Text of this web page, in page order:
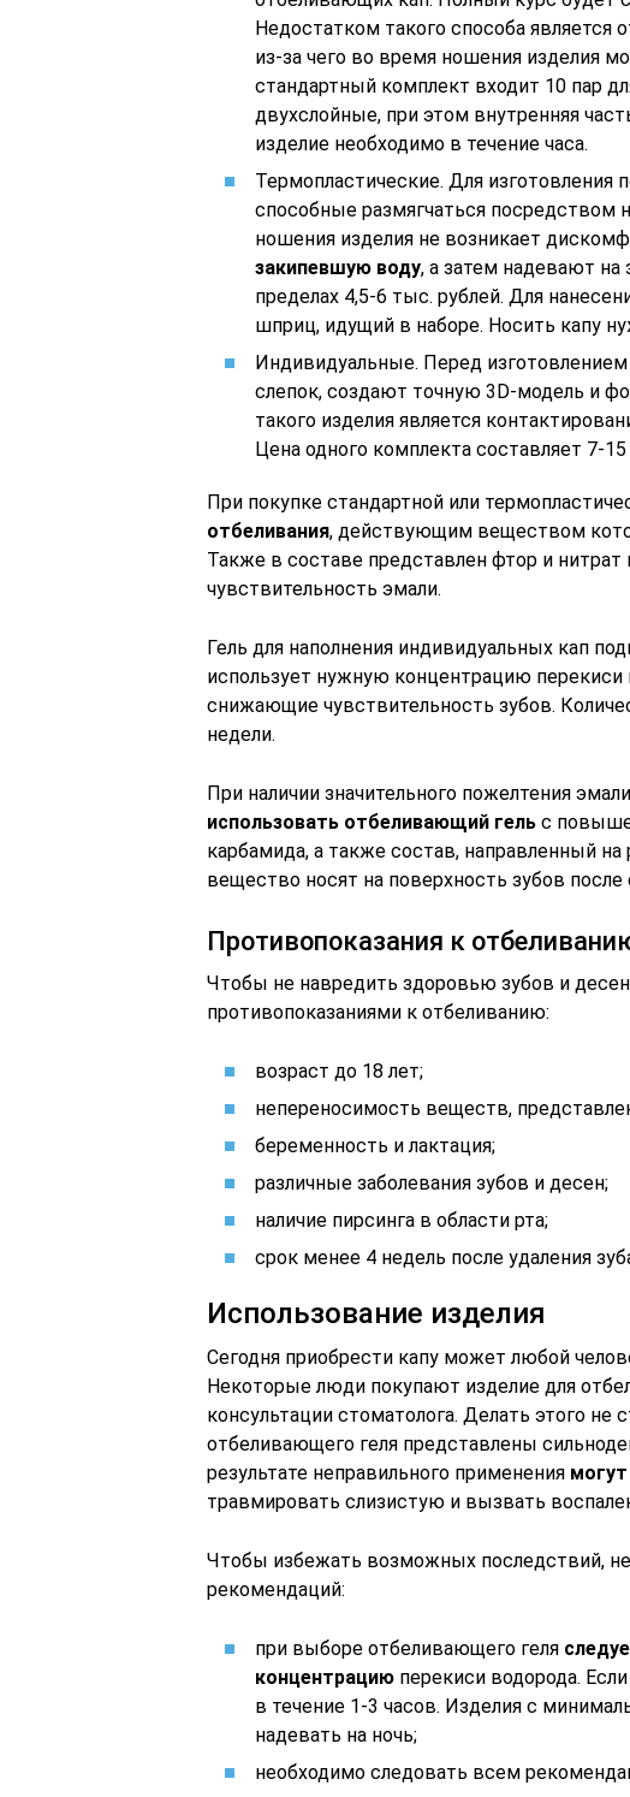
Недостатком такого способа является
из-за чего во время ношения изделия
стандартный комплект входит 10 пар
двухслойные, при этом внутренняя
изделие необходимо в течение часа.
Термопластические. Для изготовления
способные размягчаться посредством
ношения изделия не возникает
закипевшую воду, а затем надевают на
пределах 4,5-6 тыс. рублей. Для
шприц, идущий в наборе. Носить капу
Индивидуальные. Перед
слепок, создают точную 3D-модель и
такого изделия является
Цена одного комплекта составляет 7-
При покупке стандартной или
отбеливания, действующим веществом
Также в составе представлен фтор и
чувствительность эмали.
Гель для наполнения индивидуальных кап
использует нужную концентрацию перекиси
снижающие чувствительность зубов.
недели.
При наличии значительного пожелтения эмали
использовать отбеливающий гель с
карбамида, а также состав, направленный
вещество носят на поверхность зубов после
Противопоказания к
Чтобы не навредить здоровью зубов и
противопоказаниями к отбеливанию:
возраст до 18 лет;
непереносимость веществ,
беременность и лактация;
различные заболевания зубов и десен;
наличие пирсинга в области рта;
срок менее 4 недель после удаления
Использование изделия
Сегодня приобрести капу может любой
Некоторые люди покупают изделие для
консультации стоматолога. Делать этого не
отбеливающего геля представлены
результате неправильного применения
травмировать слизистую и вызвать
Чтобы избежать возможных последствий,
рекомендаций:
при выборе отбеливающего геля
концентрацию перекиси водорода.
в течение 1-3 часов. Изделия с
надевать на ночь;
необходимо следовать всем